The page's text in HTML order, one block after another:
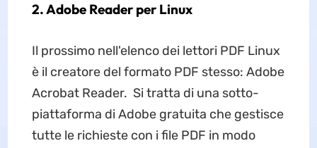
2. Adobe Reader per Linux
Il prossimo nell'elenco dei lettori PDF Linux
è il creatore del formato PDF stesso: Adobe
Acrobat Reader. Si tratta di una sotto-
piattaforma di Adobe gratuita che gestisce
tutte le richieste con i file PDF in modo